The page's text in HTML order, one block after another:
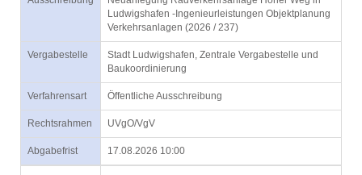
Ludwigshafen -Ingenieurleistungen Objektplanung
Verkehrsanlagen (2026 / 237)
Vergabestelle
Stadt Ludwigshafen, Zentrale Vergabestelle und
Baukoordinierung
Verfahrensart Öffentliche Ausschreibung
Rechtsrahmen UVgO/VgV
Abgabefrist 17.08.2026 10:00